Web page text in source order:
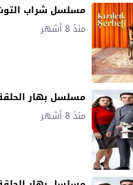
مسلسل شراب التوت
منذ 8 أشهر
مسلسل بهار الحلقة
منذ 8 أشهر